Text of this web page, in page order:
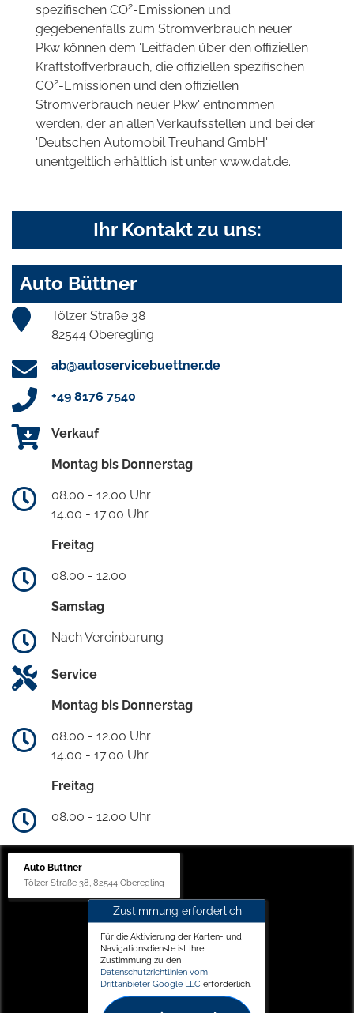
spezifischen CO2-Emissionen und
gegebenenfalls zum Stromverbrauch neuer
Pkw können dem 'Leitfaden über den offiziellen
Kraftstoffverbrauch, die offiziellen spezifischen
CO2-Emissionen und den offiziellen
Stromverbrauch neuer Pkw' entnommen
werden, der an allen Verkaufsstellen und bei der
'Deutschen Automobil Treuhand GmbH'
unentgeltlich erhältlich ist unter www.dat.de.
Ihr Kontakt zu uns:
Auto Büttner
Tölzer Straße 38
82544 Oberegling
ab@autoservicebuettner.de
+49 8176 7540
Verkauf
Montag bis Donnerstag
08.00 - 12.00 Uhr
14.00 - 17.00 Uhr
Freitag
08.00 - 12.00
Samstag
Nach Vereinbarung
Service
Montag bis Donnerstag
08.00 - 12.00 Uhr
14.00 - 17.00 Uhr
Freitag
08.00 - 12.00 Uhr
Auto Büttner
Tölzer Straße 38, 82544 Oberegling
Zustimmung erforderlich
Für die Aktivierung der Karten- und
Navigationsdienste ist Ihre
Zustimmung zu den
Datenschutzrichtlinien vom
Drittanbieter Google LLC erforderlich.